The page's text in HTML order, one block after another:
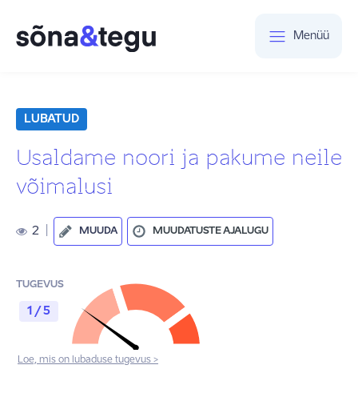
Menüü
LUBATUD
Usaldame noori ja pakume neile
võimalusi
2 MUUDA MUUDATUSTE AJALUGU
TUGEVUS
1 / 5
Loe, mis on lubaduse tugevus >